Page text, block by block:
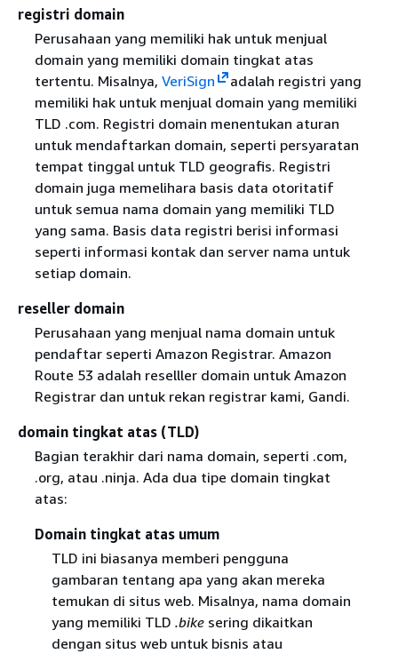
registri domain
Perusahaan yang memiliki hak untuk menjual
domain yang memiliki domain tingkat atas
tertentu. Misalnya, VeriSign
adalah registri yang
memiliki hak untuk menjual domain yang memiliki
TLD .com. Registri domain menentukan aturan
untuk mendaftarkan domain, seperti persyaratan
tempat tinggal untuk TLD geografis. Registri
domain juga memelihara basis data otoritatif
untuk semua nama domain yang memiliki TLD
yang sama. Basis data registri berisi informasi
seperti informasi kontak dan server nama untuk
setiap domain.
reseller domain
Perusahaan yang menjual nama domain untuk
pendaftar seperti Amazon Registrar. Amazon
Route 53 adalah reselller domain untuk Amazon
Registrar dan untuk rekan registrar kami, Gandi.
domain tingkat atas (TLD)
Bagian terakhir dari nama domain, seperti .com,
.org, atau .ninja. Ada dua tipe domain tingkat
atas:
Domain tingkat atas umum
TLD ini biasanya memberi pengguna
gambaran tentang apa yang akan mereka
temukan di situs web. Misalnya, nama domain
yang memiliki TLD .bikesering dikaitkan
dengan situs web untuk bisnis atau